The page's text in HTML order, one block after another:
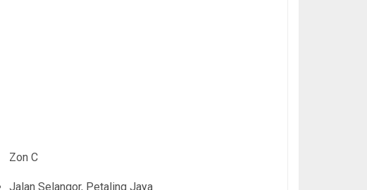
Zon C
Jalan Selangor, Petaling Jaya